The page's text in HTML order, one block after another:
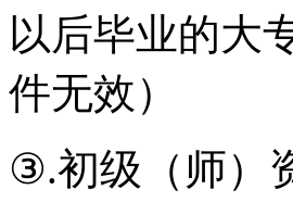
以后毕业的大
件无效）
③.初级（师）